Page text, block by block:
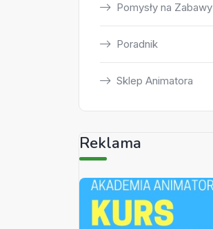
Pomysły na Zabawy
Poradnik
Sklep Animatora
Reklama